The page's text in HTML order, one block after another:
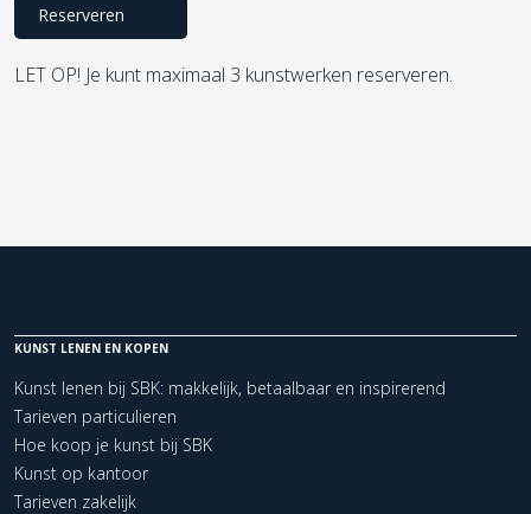
Reserveren
LET OP! Je kunt maximaal 3 kunstwerken reserveren.
KUNST LENEN EN KOPEN
Kunst lenen bij SBK: makkelijk, betaalbaar en inspirerend
Tarieven particulieren
Hoe koop je kunst bij SBK
Kunst op kantoor
Tarieven zakelijk